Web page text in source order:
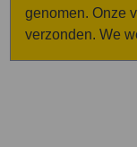
genomen. Onze
verzonden. We